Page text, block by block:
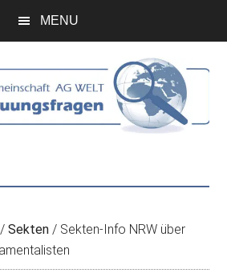
MENU
/ Sekten / Sekten-Info NRW über